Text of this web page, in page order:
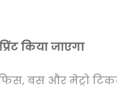
किया जाएगा
बस और मेट्रो